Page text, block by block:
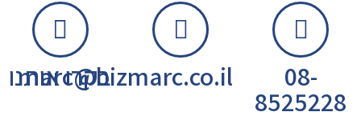
08-
8525228
marc@bizmarc.co.il
בקרו אותנו